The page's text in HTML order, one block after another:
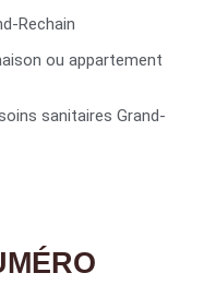
Rechain
ou appartement
sanitaires Grand-